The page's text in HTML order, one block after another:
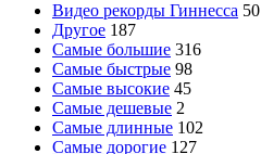
Видео рекорды Гиннесса 50
Другое 187
Самые большие 316
Самые быстрые 98
Самые высокие 45
Самые дешевые 2
Самые длинные 102
Самые дорогие 127